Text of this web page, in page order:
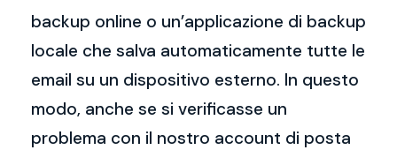
backup online o un’applicazione di backup
locale che salva automaticamente tutte le
email su un dispositivo esterno. In questo
modo, anche se si verificasse un
problema con il nostro account di posta